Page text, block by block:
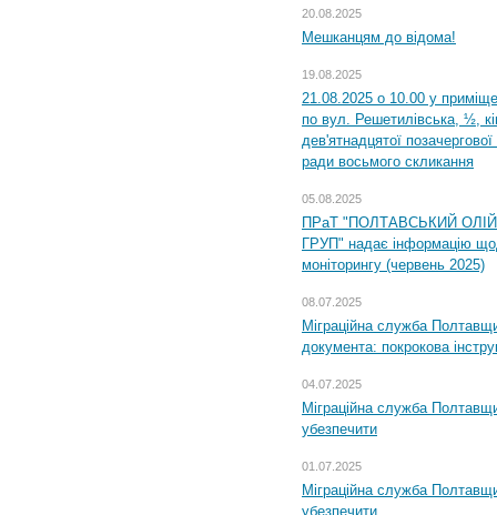
20.08.2025
Мешканцям до відома!
19.08.2025
21.08.2025 о 10.00 у
по вул. Решетилівська, ½,
дев'ятнадцятої
ради восьмого скликання
05.08.2025
ПРаТ "ПОЛТАВСЬКИЙ
ГРУП" надає інформацію
моніторингу (червень 2025)
08.07.2025
Міграційна служба
документа: покрокова
04.07.2025
Міграційна служба
убезпечити
01.07.2025
Міграційна служба
убезпечити